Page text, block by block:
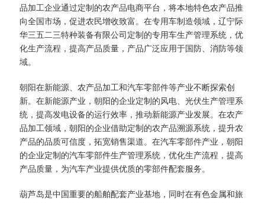
品加工企业通过定制的农产品电商平台，将本地特色农产品推
向全国市场，促进农民增收致富。在专用车制造领域，辽宁际
华三五二三特种装备有限公司定制的专用车生产管理系统，优
化生产流程，提高产品质量，产品广泛应用于国防、消防等领
域。​
朝阳在新能源、农产品加工和汽车零部件等产业不断探索创
新。在新能源产业，朝阳的企业定制的风电、光伏生产管理系
统，提高发电设备的运行效率，推动新能源产业发展。在农产
品加工领域，朝阳的企业借助定制的农产品溯源系统，提升农
产品的品质可信度，拓宽销售渠道。在汽车零部件产业，朝阳
的企业定制的汽车零部件生产管理系统，优化生产流程，提高
产品质量，为汽车产业提供优质的零部件配套服务。​
葫芦岛是中国重要的船舶配套产业基地，同时在有色金属和旅